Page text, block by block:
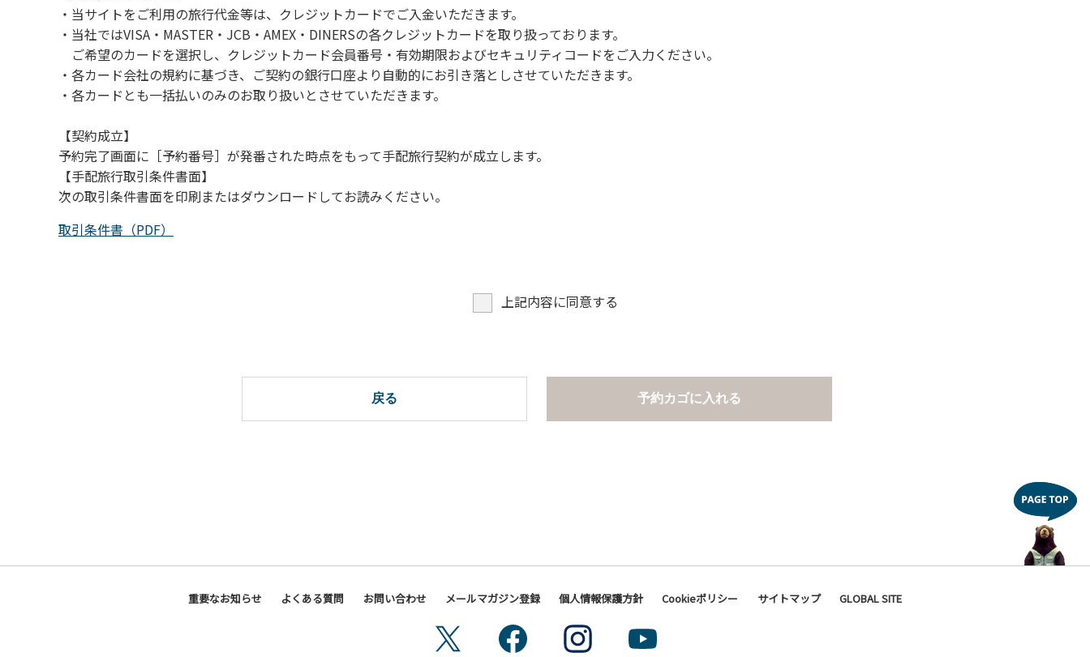
・当サイトをご利用の旅行代金等は、クレジットカードでご入金いただきます。
・当社ではVISA・MASTER・JCB・AMEX・DINERSの各クレジットカードを取り扱っております。
ご希望のカードを選択し、クレジットカード会員番号・有効期限およびセキュリティコードをご入力ください。
・各カード会社の規約に基づき、ご契約の銀行口座より自動的にお引き落としさせていただきます。
・各カードとも一括払いのみのお取り扱いとさせていただきます。
【契約成立】
予約完了画面に［予約番号］が発番された時点をもって手配旅行契約が成立します。
【手配旅行取引条件書面】
次の取引条件書面を印刷またはダウンロードしてお読みください。
取引条件書（PDF）
上記内容に同意する
戻る 予約カゴに入れる
重要なお知らせ よくある質問 お問い合わせ メールマガジン登録 個人情報保護方針 Cookieポリシー サイトマップ GLOBAL SITE